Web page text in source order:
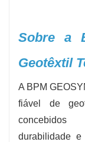
Sobre a
Geotêxtil
A BPM
fiável de
concebidos
durabilidade e